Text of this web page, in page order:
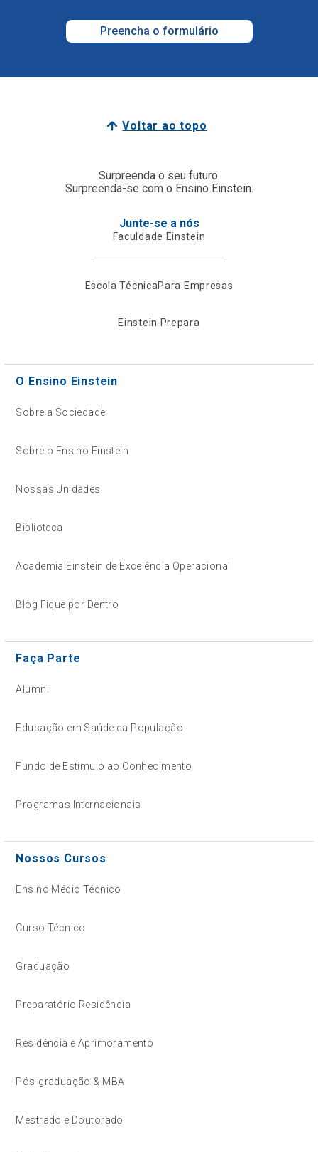
Preencha o formulário
Voltar ao topo
Surpreenda o seu futuro.
Surpreenda-se com o Ensino Einstein.
Junte-se a nós
Faculdade Einstein
Escola TécnicaPara Empresas
Einstein Prepara
O Ensino Einstein
Sobre a Sociedade
Sobre o Ensino Einstein
Nossas Unidades
Biblioteca
Academia Einstein de Excelência Operacional
Blog Fique por Dentro
Faça Parte
Alumni
Educação em Saúde da População
Fundo de Estímulo ao Conhecimento
Programas Internacionais
Nossos Cursos
Ensino Médio Técnico
Curso Técnico
Graduação
Preparatório Residência
Residência e Aprimoramento
Pós-graduação & MBA
Mestrado e Doutorado